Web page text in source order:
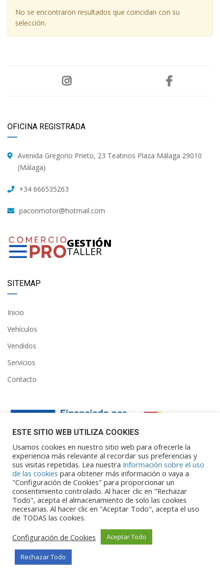
No se encontraron resultados que coincidan con su
selección.
OFICINA REGISTRADA
Avenida Gregorio Prieto, 23 Teatinos Plaza Málaga 29010
(Málaga)
+34 666535263
paconmotor@hotmail.com
GESTIÓN
TALLER
SITEMAP
Inicio
Vehículos
Vendidos
Servicios
Contacto
Financiado por la Unión Europea – NextGenerationEU. Sin
embargo, los puntos de vista y las
opiniones expresadas son únicamente los del autor o autores y
no reflejan necesariamente los de
la Unión Europea o la Comisión Europea. Ni la Unión Europea ni
la Comisión Europea pueden ser
consideradas responsables de las mismas.
ESTE SITIO WEB UTILIZA COOKIES
Usamos cookies en nuestro sitio web para ofrecerle la
experiencia más relevante al recordar sus preferencias y
sus visitas repetidas. Lea nuestra Información sobre el uso
de las cookies para obtener más información o vaya a
"Configuración de Cookies" para proporcionar un
consentimiento controlado. Al hacer clic en "Rechazar
Todo", acepta el almacenamiento de solo las cookies
necesarias. Al hacer clic en "Aceptar Todo", acepta el uso
de TODAS las cookies.
Configuración de Cookies
Aceptar Todo
Rechazar Todo